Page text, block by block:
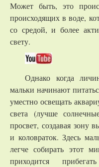
Может быть, это
происходящих в воде,
со средой, и более
свету.
Однако когда
мальки начинают
уместно освещать
света (лучше
просвет, создавая зону
и коловраток. Здесь
легче собирать этот
приходится